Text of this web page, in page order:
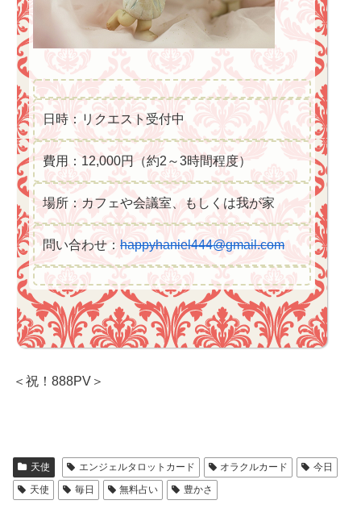
日時：リクエスト受付中
費用：12,000円（約2～3時間程度）
場所：カフェや会議室、もしくは我が家
問い合わせ： happyhaniel444@gmail.com
＜祝！888PV＞
天使 エンジェルタロットカード オラクルカード
今日
天使
毎日 無料占い 豊かさ